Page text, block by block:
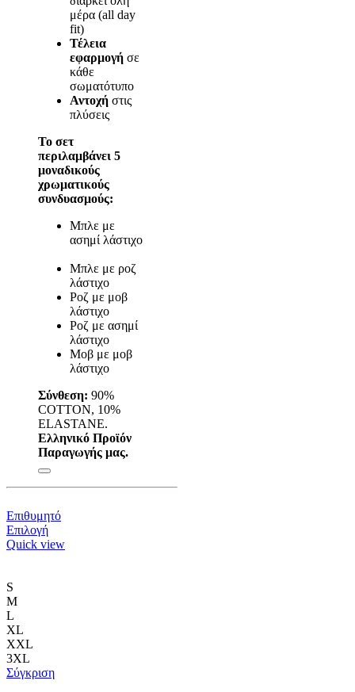
μέρα (all day
fit)
Τέλεια
εφαρμογή σε
κάθε
σωματότυπο
Αντοχή στις
πλύσεις
Το σετ
περιλαμβάνει 5
μοναδικούς
χρωματικούς
συνδυασμούς:
Μπλε με
ασημί λάστιχο
Μπλε με ροζ
λάστιχο
Ροζ με μοβ
λάστιχο
Ροζ με ασημί
λάστιχο
Μοβ με μοβ
λάστιχο
Σύνθεση: 90%
COTTON, 10%
ELASTANE.
Ελληνικό Προϊόν
Παραγωγής μας.
Επιθυμητό
ΕπιλογήΑυτό
το
επιλεγούν
Quick view
S
M
L
XL
XXL
3XL
Σύγκριση